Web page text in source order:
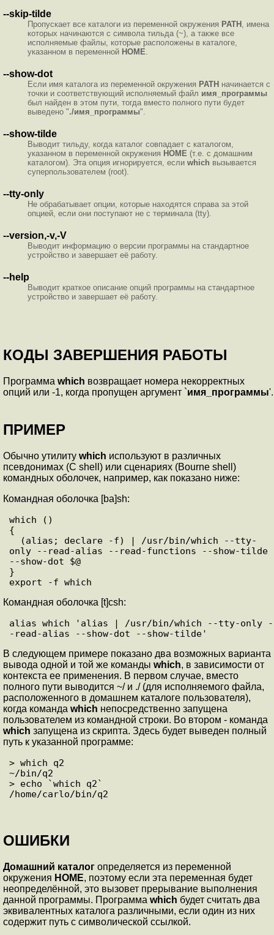
--skip-tilde
Пропускает все каталоги из переменной окружения PATH , имена
которых начинаются с символа тильда (~), а также все
исполняемые файлы, которые расположены в каталоге,
указанном в переменной HOME.
--show-dot
Если имя каталога из переменной окружения PATH начинается с
точки и соответствующий исполняемый файл имя_программы
был найден в этом пути, тогда вместо полного пути будет
выведено "./имя_программы".
--show-tilde
Выводит тильду, когда каталог совпадает с каталогом,
указанном в переменной окружения HOME (т.е. с домашним
каталогом). Эта опция игнорируется, если which вызывается
суперпользователем (root).
--tty-only
Не обрабатывает опции, которые находятся справа за этой
опцией, если они поступают не с терминала (tty).
--version,-v,-V
Выводит информацию о версии программы на стандартное
устройство и завершает её работу.
--help
Выводит краткое описание опций программы на стандартное
устройство и завершает её работу.
КОДЫ ЗАВЕРШЕНИЯ РАБОТЫ
Программа which возвращает номера некорректных
опций или -1, когда пропущен аргумент `имя_программы'.
ПРИМЕР
Обычно утилиту which используют в различных
псевдонимах (C shell) или сценариях (Bourne shell)
командных оболочек, например, как показано ниже:
Командная оболочка [ba]sh:
which ()
{
only --read-alias --read-functions --show-tilde
--show-dot $@
}
Командная оболочка [t]csh:
alias which 'alias | /usr/bin/which --tty-only -
В следующем примере показано два возможных варианта
вывода одной и той же команды which, в зависимости от
контекста ее применения. В первом случае, вместо
полного пути выводится ~/ и ./ (для исполняемого файла,
расположенного в домашнем каталоге пользователя),
когда команда which непосредственно запущена
пользователем из командной строки. Во втором - команда
which запущена из скрипта. Здесь будет выведен полный
путь к указанной программе:
> which q2
~/bin/q2
> echo `which q2`
ОШИБКИ
Домашний каталог определяется из переменной
окружения HOME, поэтому если эта переменная будет
неопределённой, это вызовет прерывание выполнения
данной программы. Программа which будет считать два
эквивалентных каталога различными, если один из них
содержит путь с символической ссылкой.